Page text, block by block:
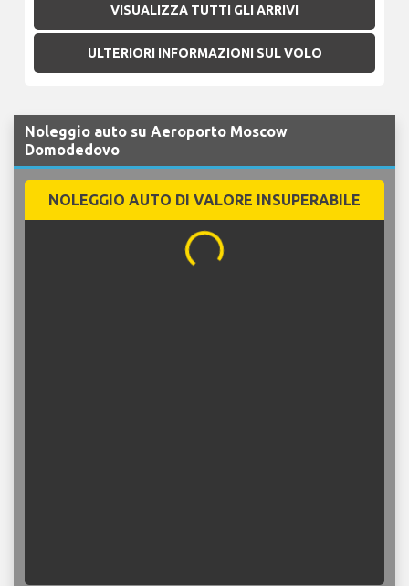
VISUALIZZA TUTTI GLI ARRIVI
ULTERIORI INFORMAZIONI SUL VOLO
Noleggio auto su Aeroporto Moscow
Domodedovo
NOLEGGIO AUTO DI VALORE INSUPERABILE